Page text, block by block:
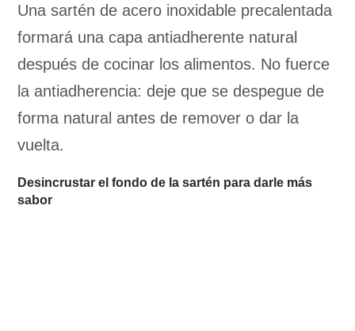
Una sartén de acero inoxidable precalentada
formará una capa antiadherente natural
después de cocinar los alimentos. No fuerce
la antiadherencia: deje que se despegue de
forma natural antes de remover o dar la
vuelta.
Desincrustar el fondo de la sartén para darle más
sabor